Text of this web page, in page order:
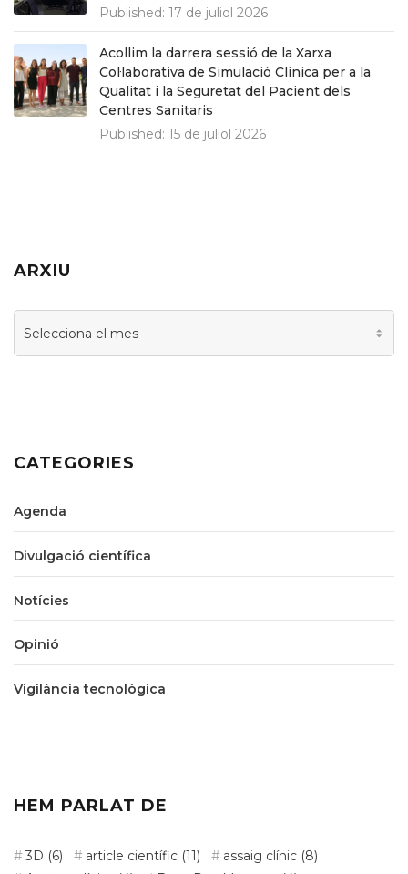
Published: 17 de juliol 2026
Acollim la darrera sessió de la Xarxa
Col·laborativa de Simulació Clínica per a la
Qualitat i la Seguretat del Pacient dels
Centres Sanitaris
Published: 15 de juliol 2026
ARXIU
Arxiu
CATEGORIES
Agenda
Divulgació científica
Notícies
Opinió
Vigilància tecnològica
HEM PARLAT DE
3D (6) article científic (11) assaig clínic (8)